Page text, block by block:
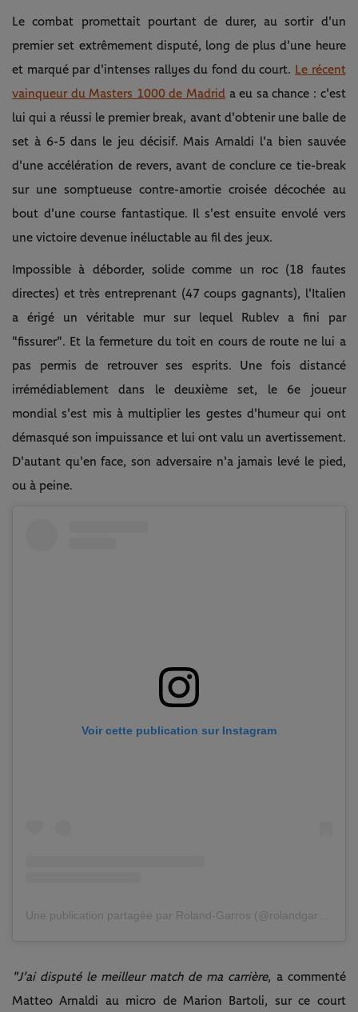
Le combat promettait pourtant de durer, au sortir d'un
premier set extrêmement disputé, long de plus d'une heure
et marqué par d'intenses rallyes du fond du court. Le récent
vainqueur du Masters 1000 de Madrid a eu sa chance : c'est
lui qui a réussi le premier break, avant d'obtenir une balle de
set à 6-5 dans le jeu décisif. Mais Arnaldi l'a bien sauvée
d'une accélération de revers, avant de conclure ce tie-break
sur une somptueuse contre-amortie croisée décochée au
bout d'une course fantastique. Il s'est ensuite envolé vers
une victoire devenue inéluctable au fil des jeux.
Impossible à déborder, solide comme un roc (18 fautes
directes) et très entreprenant (47 coups gagnants), l'Italien
a érigé un véritable mur sur lequel Rublev a fini par
"fissurer". Et la fermeture du toit en cours de route ne lui a
pas permis de retrouver ses esprits. Une fois distancé
irrémédiablement dans le deuxième set, le 6e joueur
mondial s'est mis à multiplier les gestes d'humeur qui ont
démasqué son impuissance et lui ont valu un avertissement.
D'autant qu'en face, son adversaire n'a jamais levé le pied,
ou à peine.
Voir cette publication sur Instagram
"J'ai disputé le meilleur match de ma carrière, a commenté
Matteo Arnaldi au micro de Marion Bartoli, sur ce court